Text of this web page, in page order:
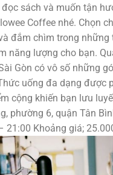
sách và muốn tận
Coffee nhé. Chọn
đắm chìm trong những
năng lượng cho bạn.
Gòn có vô số những
uống đa dạng được
cộng khiến bạn lưu
phường 6, quận Tân
21:00 Khoảng giá;